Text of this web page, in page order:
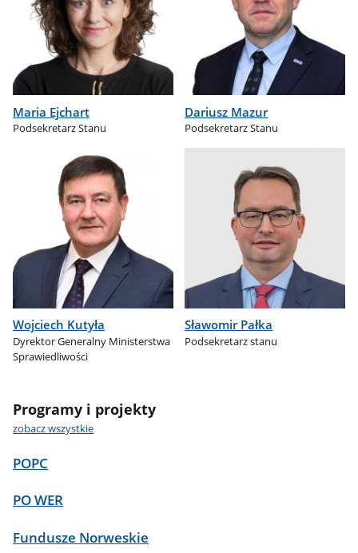
Maria Ejchart
Podsekretarz Stanu
Dariusz Mazur
Podsekretarz Stanu
Wojciech Kutyła
Dyrektor Generalny Ministerstwa
Sprawiedliwości
Sławomir Pałka
Podsekretarz stanu
Programy i projekty
zobacz wszystkie
POPC
PO WER
Fundusze Norweskie